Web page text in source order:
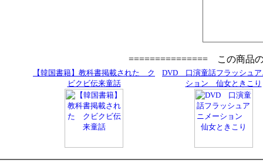
=============== この商品
【韓国書籍】教科書掲載された ク
ビクビ伝来童話
DVD 口演童話フラッシュア
ション 仙女ときこり